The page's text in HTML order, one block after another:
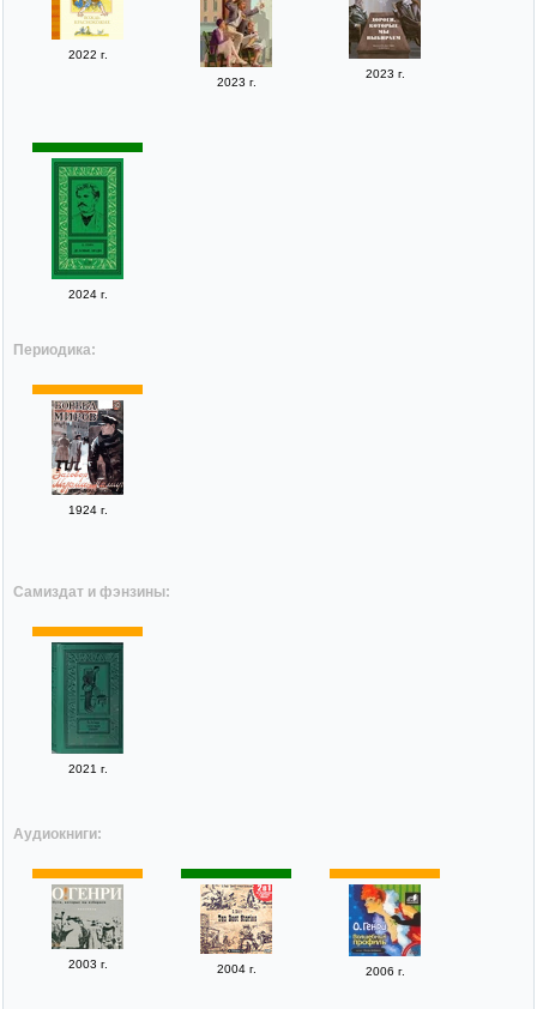
2022 г.
2023 г.
2023 г.
2024 г.
Периодика:
1924 г.
Самиздат и фэнзины:
2021 г.
Аудиокниги:
2003 г. 2004 г. 2006 г.